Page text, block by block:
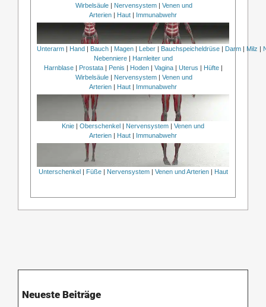
Wirbelsäule | Nervensystem | Venen und
Arterien | Haut | Immunabwehr
Unterarm | Hand | Bauch | Magen | Leber | Bauchspeicheldrüse | Darm | Milz |
Nebenniere| Harnleiter und
Harnblase| Prostata| Penis | Hoden| Vagina| Uterus | Hüfte|
Wirbelsäule | Nervensystem | Venen und
Arterien | Haut | Immunabwehr
Knie | Oberschenkel | Nervensystem | Venen und
Arterien | Haut | Immunabwehr
Unterschenkel| Füße| Nervensystem| Venen und Arterien| Haut
Neueste Beiträge